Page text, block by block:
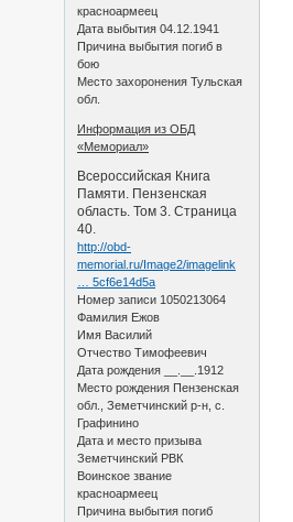
красноармеец
Дата выбытия 04.12.1941
Причина выбытия погиб в
бою
Место захоронения Тульская
обл.
Информация из ОБД
«Мемориал»
Всероссийская Книга
Памяти. Пензенская
область. Том 3. Страница
40.
http://obd-
memorial.ru/Image2/imagelink
… 5cf6e14d5a
Номер записи 1050213064
Фамилия Ежов
Имя Василий
Отчество Тимофеевич
Дата рождения __.__.1912
Место рождения Пензенская
обл., Земетчинский р-н, с.
Графинино
Дата и место призыва
Земетчинский РВК
Воинское звание
красноармеец
Причина выбытия погиб